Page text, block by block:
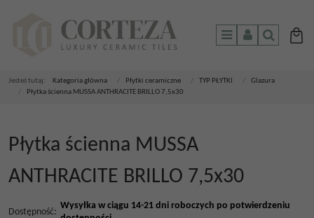
MenuPanelSzukaj
Jesteś tutaj: Kategoria główna Płytki ceramiczne TYP PŁYTKI
Glazura
Płytka ścienna MUSSA ANTHRACITE BRILLO 7,5x30
Płytka ścienna MUSSA
ANTHRACITE BRILLO 7,5x30
Dostępność:
Wysyłka w ciągu 14-21 dni roboczych po potwierdzeniu